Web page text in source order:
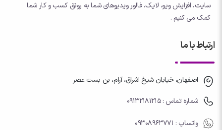
سایت، افزایش ویو، لایک، فالور ویدیوهای شما به رونق کسب و کار شما
کمک می کنیم .
ارتباط با ما
اصفهان، خیابان شیخ اشراق، آرام، بن بست عصر
شماره تماس : 09132181215
واتساپ : 09308963771